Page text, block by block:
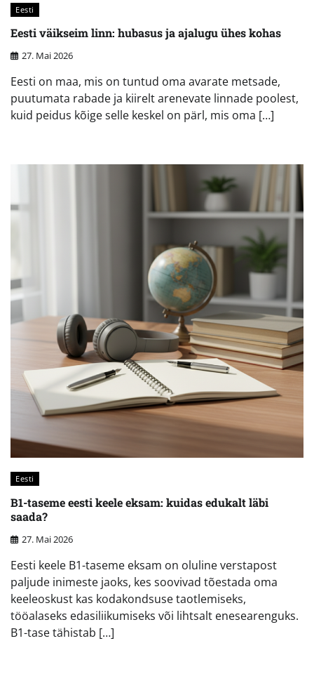
Eesti
Eesti väikseim linn: hubasus ja ajalugu ühes kohas
27. Mai 2026
Eesti on maa, mis on tuntud oma avarate metsade,
puutumata rabade ja kiirelt arenevate linnade poolest,
kuid peidus kõige selle keskel on pärl, mis oma […]
Eesti
B1-taseme eesti keele eksam: kuidas edukalt läbi
saada?
27. Mai 2026
Eesti keele B1-taseme eksam on oluline verstapost
paljude inimeste jaoks, kes soovivad tõestada oma
keeleoskust kas kodakondsuse taotlemiseks,
tööalaseks edasiliikumiseks või lihtsalt enesearenguks.
B1-tase tähistab […]